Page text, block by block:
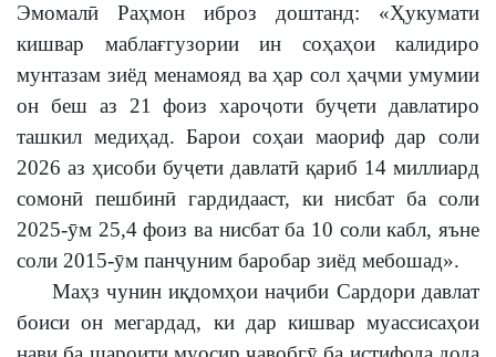
Эмомалӣ Раҳмон иброз доштанд: «Ҳукумати
кишвар маблағгузории ин соҳаҳои калидиро
мунтазам зиёд менамояд ва ҳар сол ҳаҷми умумии
он беш аз 21 фоиз хароҷоти буҷети давлатиро
ташкил медиҳад. Барои соҳаи маориф дар соли
2026 аз ҳисоби буҷети давлатӣ қариб 14 миллиард
сомонӣ пешбинӣ гардидааст, ки нисбат ба соли
2025-ӯм 25,4 фоиз ва нисбат ба 10 соли кабл, яъне
соли 2015-ӯм панҷуним баробар зиёд мебошад».
Маҳз чунин иқдомҳои наҷиби Сардори давлат
боиси он мегардад, ки дар кишвар муассисаҳои